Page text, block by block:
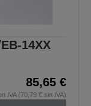
14XX
85,65 €
IVA (70,79 € sin IVA)